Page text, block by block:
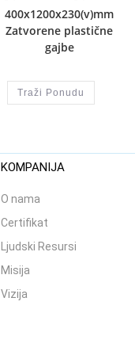
400x1200x230(v)mm
Zatvorene plastične
gajbe
Traži Ponudu
KOMPANIJA
O nama
Certifikat
Ljudski Resursi
Misija
Vizija